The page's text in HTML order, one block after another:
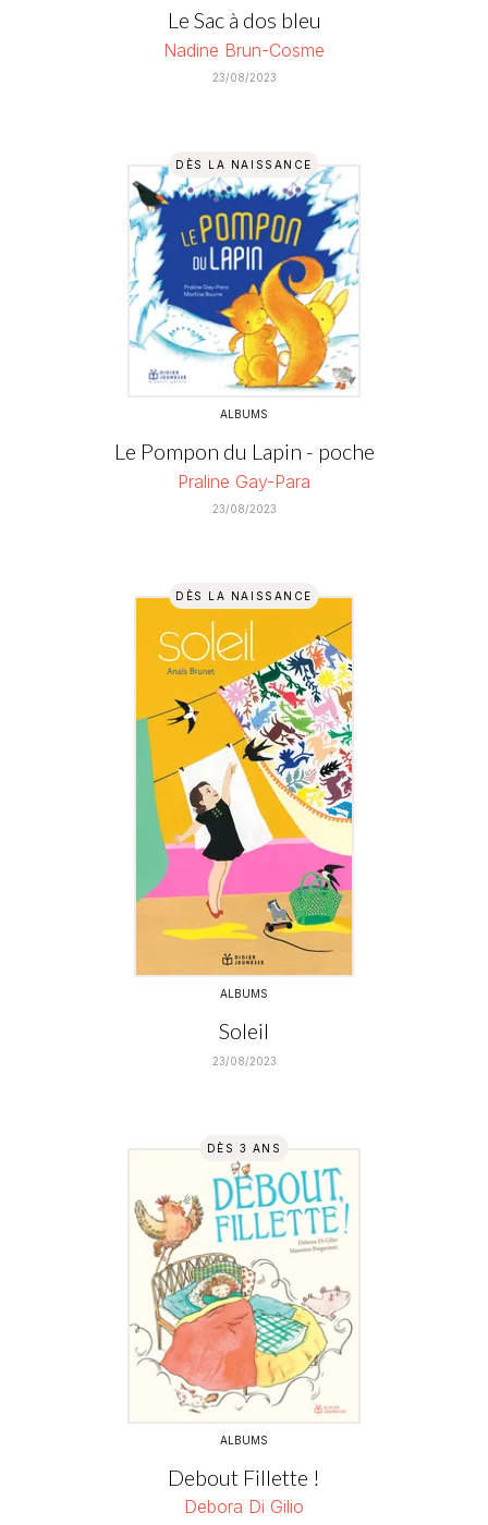
Le Sac à dos bleu
Nadine Brun-Cosme
23/08/2023
DÈS LA NAISSANCE
ALBUMS
Le Pompon du Lapin - poche
Praline Gay-Para
23/08/2023
DÈS LA NAISSANCE
ALBUMS
Soleil
23/08/2023
DÈS 3 ANS
ALBUMS
Debout Fillette !
Debora Di Gilio